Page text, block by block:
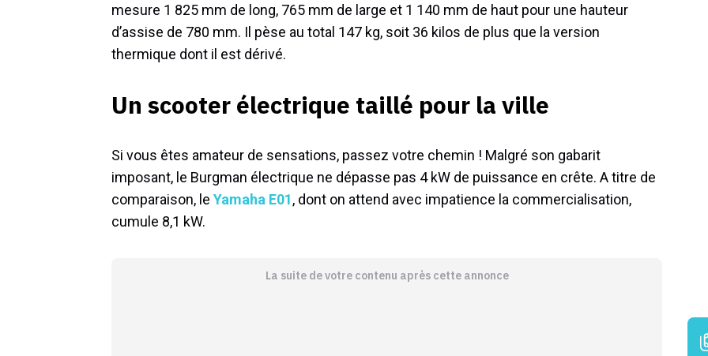
mesure 1 825 mm de long, 765 mm de large et 1 140 mm de haut pour une hauteur
d’assise de 780 mm. Il pèse au total 147 kg, soit 36 kilos de plus que la version
thermique dont il est dérivé.
Un scooter électrique taillé pour la ville
Si vous êtes amateur de sensations, passez votre chemin ! Malgré son gabarit
imposant, le Burgman électrique ne dépasse pas 4 kW de puissance en crête. A titre de
comparaison, le Yamaha E01, dont on attend avec impatience la commercialisation,
cumule 8,1 kW.
La suite de votre contenu après cette annonce